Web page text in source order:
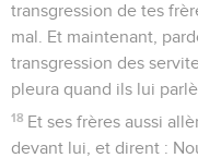
transgression de tes
mal. Et maintenant,
transgression des
pleura quand ils lui
18 Et ses frères aussi
devant lui, et dirent :